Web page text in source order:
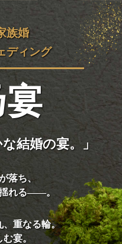
族婚
ディング
結婚の宴。」
落ち、
れる——。
、重なる輪。
む宴。